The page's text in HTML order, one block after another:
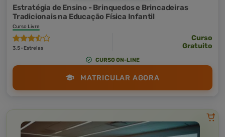
Estratégia de Ensino - Brinquedos e Brincadeiras
Tradicionais na Educação Física Infantil
Curso Livre
3,5 · Estrelas
Curso
Gratuito
CURSO ON-LINE
MATRICULAR AGORA